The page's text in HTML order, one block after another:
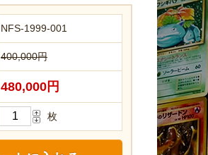
NFS-1999-001
400,000円
480,000円
枚